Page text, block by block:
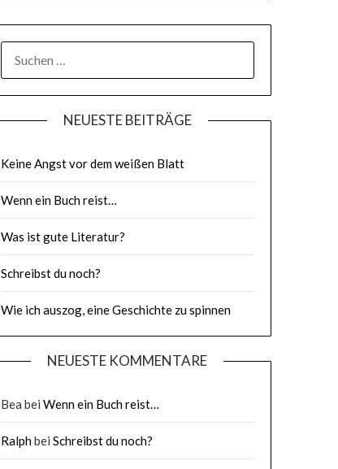
NACH:
NEUESTE BEITRÄGE
Keine Angst vor dem weißen Blatt
Wenn ein Buch reist…
Was ist gute Literatur?
Schreibst du noch?
Wie ich auszog, eine Geschichte zu spinnen
NEUESTE KOMMENTARE
Bea bei Wenn ein Buch reist…
Ralphbei Schreibst du noch?